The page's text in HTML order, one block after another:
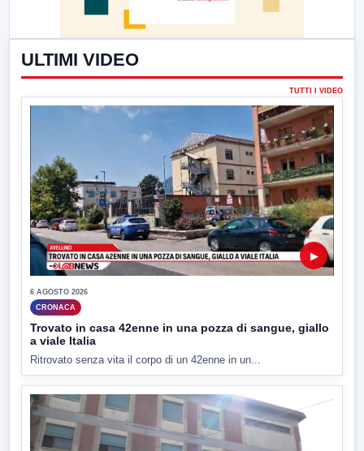
ULTIMI VIDEO
TUTTI I VIDEO
▶
6 AGOSTO 2026
CRONACA
Trovato in casa 42enne in una pozza di sangue, giallo
a viale Italia
Ritrovato senza vita il corpo di un 42enne in un...